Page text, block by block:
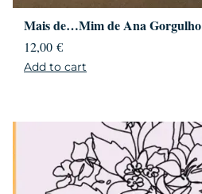
Mais de…Mim de Ana Gorgulho
12,00 €
Add to cart